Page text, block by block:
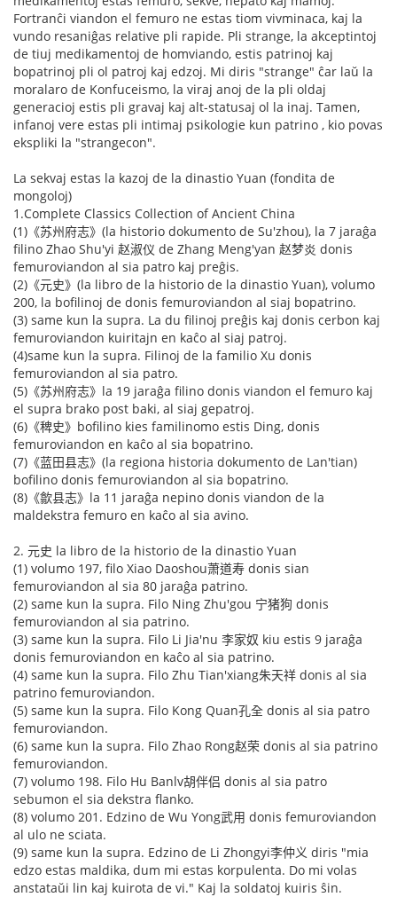
Fortranĉi viandon el femuro ne estas tiom vivminaca, kaj la
vundo resaniĝas relative pli rapide. Pli strange, la akceptintoj
de tiuj medikamentoj de homviando, estis patrinoj kaj
bopatrinoj pli ol patroj kaj edzoj. Mi diris "strange" ĉar laŭ la
moralaro de Konfuceismo, la viraj anoj de la pli oldaj
generacioj estis pli gravaj kaj alt-statusaj ol la inaj. Tamen,
infanoj vere estas pli intimaj psikologie kun patrino , kio povas
ekspliki la "strangecon".
La sekvaj estas la kazoj de la dinastio Yuan (fondita de
mongoloj)
1.Complete Classics Collection of Ancient China
(1)《苏州府志》(la historio dokumento de Su'zhou), la 7 jaraĝa
filino Zhao Shu'yi 赵淑仪 de Zhang Meng'yan 赵梦炎 donis
femuroviandon al sia patro kaj preĝis.
(2)《元史》(la libro de la historio de la dinastio Yuan), volumo
200, la bofilinoj de donis femuroviandon al siaj bopatrino.
(3) same kun la supra. La du filinoj preĝis kaj donis cerbon kaj
femuroviandon kuiritajn en kaĉo al siaj patroj.
(4)same kun la supra. Filinoj de la familio Xu donis
femuroviandon al sia patro.
(5)《苏州府志》la 19 jaraĝa filino donis viandon el femuro kaj
el supra brako post baki, al siaj gepatroj.
(6)《稗史》bofilino kies familinomo estis Ding, donis
femuroviandon en kaĉo al sia bopatrino.
(7)《蓝田县志》(la regiona historia dokumento de Lan'tian)
bofilino donis femuroviandon al sia bopatrino.
(8)《歙县志》la 11 jaraĝa nepino donis viandon de la
maldekstra femuro en kaĉo al sia avino.
2. 元史 la libro de la historio de la dinastio Yuan
(1) volumo 197, filo Xiao Daoshou萧道寿 donis sian
femuroviandon al sia 80 jaraĝa patrino.
(2) same kun la supra. Filo Ning Zhu'gou 宁猪狗 donis
femuroviandon al sia patrino.
(3) same kun la supra. Filo Li Jia'nu 李家奴 kiu estis 9 jaraĝa
donis femuroviandon en kaĉo al sia patrino.
(4) same kun la supra. Filo Zhu Tian'xiang朱天祥 donis al sia
patrino femuroviandon.
(5) same kun la supra. Filo Kong Quan孔全 donis al sia patro
femuroviandon.
(6) same kun la supra. Filo Zhao Rong赵荣 donis al sia patrino
femuroviandon.
(7) volumo 198. Filo Hu Banlv胡伴侣 donis al sia patro
sebumon el sia dekstra flanko.
(8) volumo 201. Edzino de Wu Yong武用 donis femuroviandon
al ulo ne sciata.
(9) same kun la supra. Edzino de Li Zhongyi李仲义 diris "mia
edzo estas maldika, dum mi estas korpulenta. Do mi volas
anstataŭi lin kaj kuirota de vi." Kaj la soldatoj kuiris ŝin.